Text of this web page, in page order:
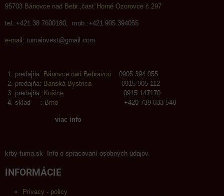
95703 Bánovce nad Bebr.,časť Horné Ozorovce č.297
tel.:+421 38 7600180, mob.:+421 905 394055
e-mail: tumainvest@gmail.com
predajňa: Bánovce nad Bebravou 0905 394 055
predajňa: Banská Bystrica 0915 905 112
predajňa: Košice 0915 147170
sklad : Brno +420 739 033 548
viac info
krby-tuma.sk Info o spracovaní osobných údajov.
INFORMÁCIE
Privacy - policy